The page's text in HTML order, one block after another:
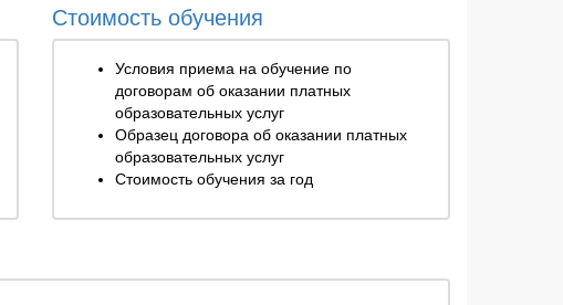
Стоимость обучения
Условия приема на обучение по
договорам об оказании платных
образовательных услуг
Образец договора об оказании платных
образовательных услуг
Стоимость обучения за год